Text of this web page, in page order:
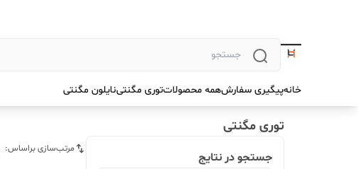
خانهپیگیری سفارشهمه محصولاتتوری مگنتینایلون مگنتی
توری مگنتی
جستجو در نتایج
مرتب‌سازی براساس: